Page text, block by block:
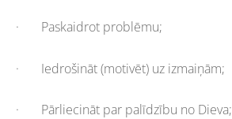
· Paskaidrot problēmu;
· Iedrošināt (motivēt) uz izmaiņām;
· Pārliecināt par palīdzību no Dieva;